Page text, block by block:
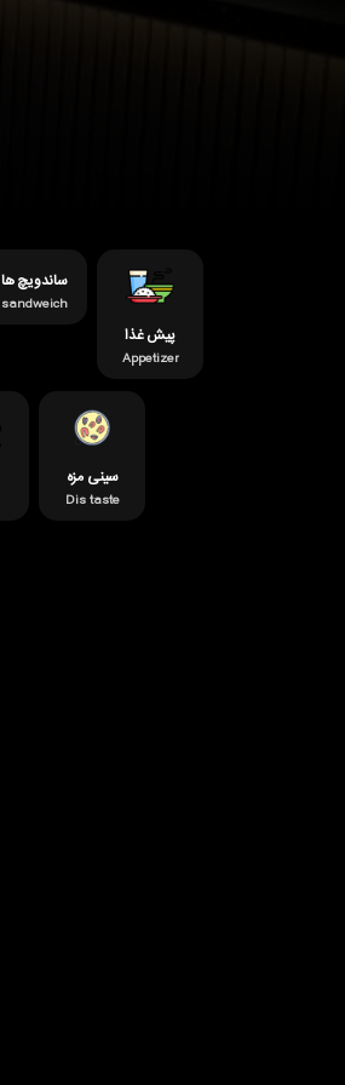
پیش غذا
Appetizer
ساندویچ ها
sandweich
سینی مزه
Dis taste